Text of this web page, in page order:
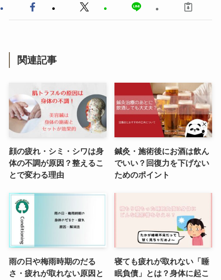
関連記事
顔の疲れ・シミ・シワは身
体の不調が原因？整えるこ
とで変わる理由
鍼灸・施術後にお酒は飲ん
でいい？回復力を下げない
ためのポイント
雨の日や梅雨時期のだる
さ・疲れが取れない原因と
寝ても疲れが取れない「睡
眠負債」とは？身体に起こ